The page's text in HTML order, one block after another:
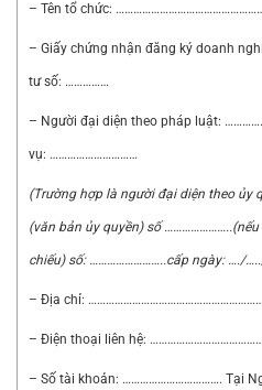
– Tên tổ chức:
– Giấy chứng nhận đăng ký doanh
tư số: ……………
– Người đại diện theo pháp luật:
vụ: …………………………
(Trường hợp là người đại diện theo ủy
(văn bản ủy quyền) số…………………..
chiếu) số:……………………..cấp ngày: …./….
– Địa chỉ:
– Điện thoại liên hệ:
– Số tài khoản: ……………………………. Tại